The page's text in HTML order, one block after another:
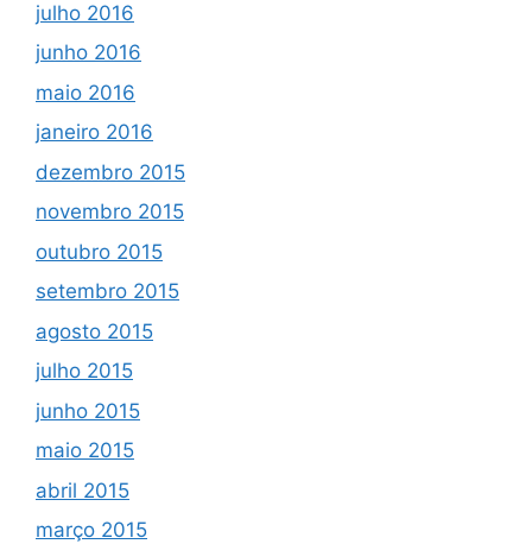
julho 2016
junho 2016
maio 2016
janeiro 2016
dezembro 2015
novembro 2015
outubro 2015
setembro 2015
agosto 2015
julho 2015
junho 2015
maio 2015
abril 2015
março 2015